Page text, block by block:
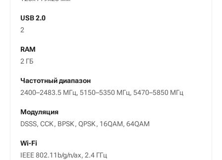
USB 2.0
2
RAM
2 ГБ
Частотный диапазон
2400–2483.5 МГц, 5150–5350 МГц, 5470–5850 МГц
Модуляция
DSSS, CCK, BPSK, QPSK, 16QAM, 64QAM
Wi-Fi
IEEE 802.11b/g/n/ax, 2.4 ГГц